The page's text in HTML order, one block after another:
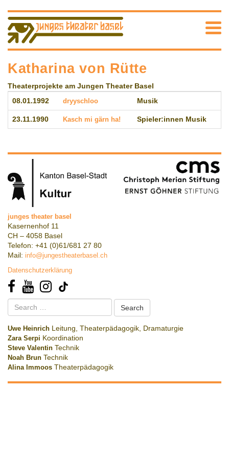
Katharina von Rütte
Theaterprojekte am Jungen Theater Basel
08.01.1992 dryyschloo Musik
23.11.1990 Kasch mi gärn ha! Spieler:innen Musik
junges theater basel
Kasernenhof 11
CH – 4058 Basel
Telefon: +41 (0)61/681 27 80
Mail: info@jungestheaterbasel.ch
Datenschutzerklärung
Search
for:
Uwe Heinrich Leitung, Theaterpädagogik, Dramaturgie
Zara Serpi Koordination
Steve Valentin Technik
Noah Brun Technik
Alina Immoos Theaterpädagogik